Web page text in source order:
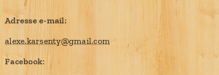
Adresse e-mail:
alexe.karsenty@gmail.com
Facebook: